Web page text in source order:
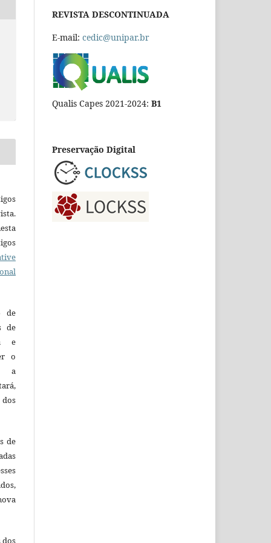
de
de
e
o
a
de
dos
REVISTA DESCONTINUADA
E-mail: cedic@unipar.br
Qualis Capes 2021-2024: B1
Preservação Digital